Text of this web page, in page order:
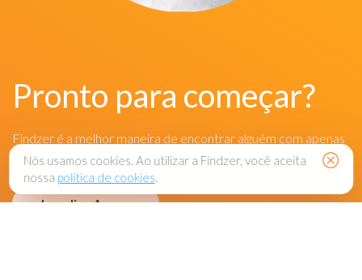
Pronto para começar?
Findzer é a melhor maneira de encontrar alguém com apenas
o seu número de telefone.
Localize Agora
Nós usamos cookies. Ao utilizar a Findzer, você aceita
nossa política de cookies.